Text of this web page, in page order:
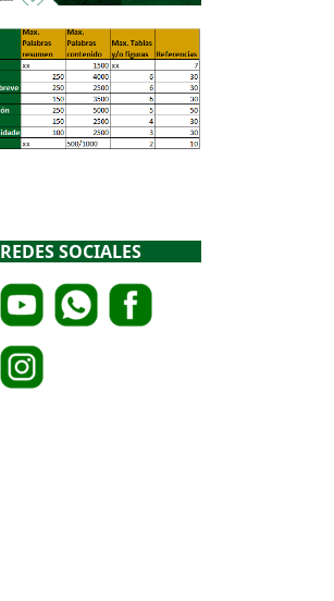
REDES SOCIALES